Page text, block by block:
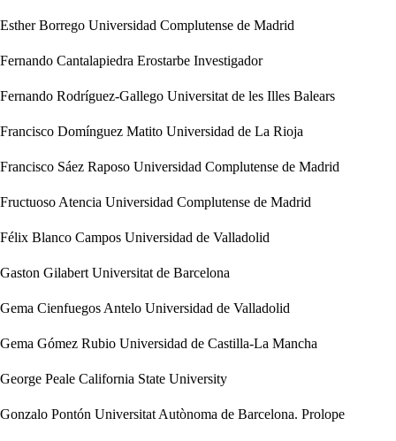
Esther Borrego Universidad Complutense de Madrid
Fernando Cantalapiedra Erostarbe Investigador
Fernando Rodríguez-Gallego Universitat de les Illes Balears
Francisco Domínguez Matito Universidad de La Rioja
Francisco Sáez Raposo Universidad Complutense de Madrid
Fructuoso Atencia Universidad Complutense de Madrid
Félix Blanco Campos Universidad de Valladolid
Gaston Gilabert Universitat de Barcelona
Gema Cienfuegos Antelo Universidad de Valladolid
Gema Gómez Rubio Universidad de Castilla-La Mancha
George Peale California State University
Gonzalo Pontón Universitat Autònoma de Barcelona. Prolope